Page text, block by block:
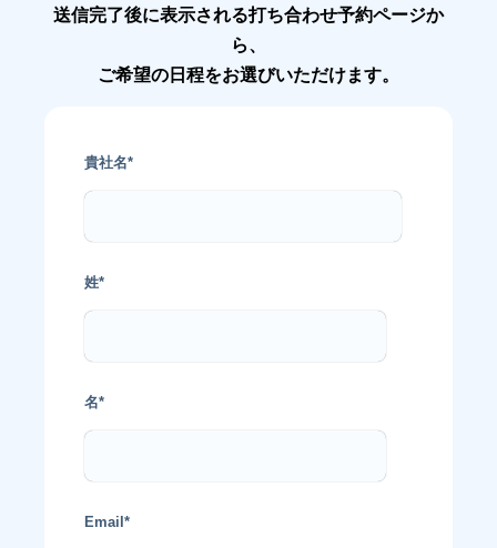
送信完了後に表示される打ち合わせ予約ページか
ら、
ご希望の日程をお選びいただけます。
貴社名*
姓*
名*
Email *